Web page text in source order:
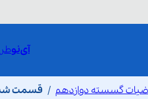
آی‌نو
گسسته دوازدهم قسمت